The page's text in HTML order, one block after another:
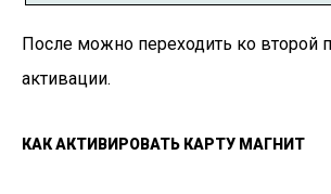
После можно переходить ко второй
активации.
КАК АКТИВИРОВАТЬ КАРТУ МАГНИТ